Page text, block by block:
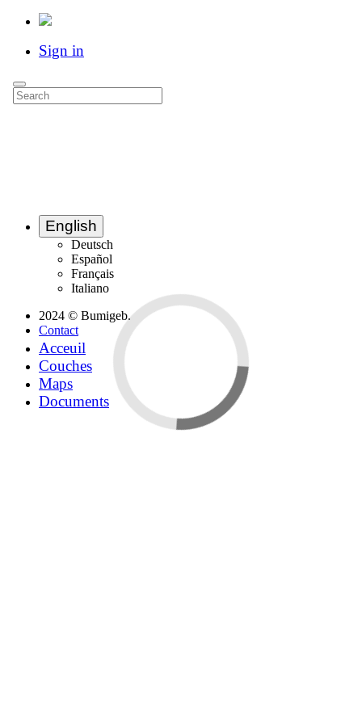
Sign in
Acceuil
Couches
Maps
Documents
English
Deutsch
Español
Français
Italiano
2024 © Bumigeb.
Contact